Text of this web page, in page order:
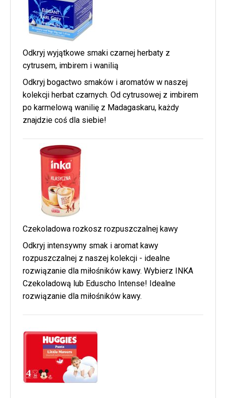
Odkryj wyjątkowe smaki czarnej herbaty z
cytrusem, imbirem i wanilią
Odkryj bogactwo smaków i aromatów w naszej
kolekcji herbat czarnych. Od cytrusowej z imbirem
po karmelową wanilię z Madagaskaru, każdy
znajdzie coś dla siebie!
Czekoladowa rozkosz rozpuszczalnej kawy
Odkryj intensywny smak i aromat kawy
rozpuszczalnej z naszej kolekcji - idealne
rozwiązanie dla miłośników kawy. Wybierz INKA
Czekoladową lub Eduscho Intense! Idealne
rozwiązanie dla miłośników kawy.